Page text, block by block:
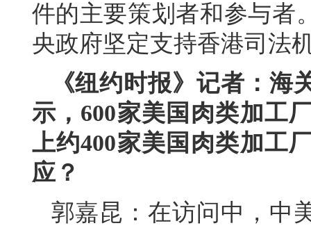
件的主要策划者和参与者
央政府坚定支持香港司法
《纽约时报》记者：
示，600家美国肉类加工
上约400家美国肉类加工
应？
郭嘉昆：在访问中，中